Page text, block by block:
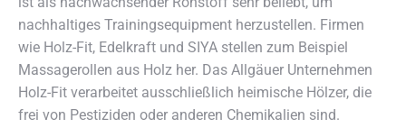
nachhaltiges Trainingsequipment herzustellen. Firmen
wie Holz-Fit, Edelkraft und SIYA stellen zum Beispiel
Massagerollen aus Holz her. Das Allgäuer Unternehmen
Holz-Fit verarbeitet ausschließlich heimische Hölzer, die
frei von Pestiziden oder anderen Chemikalien sind.